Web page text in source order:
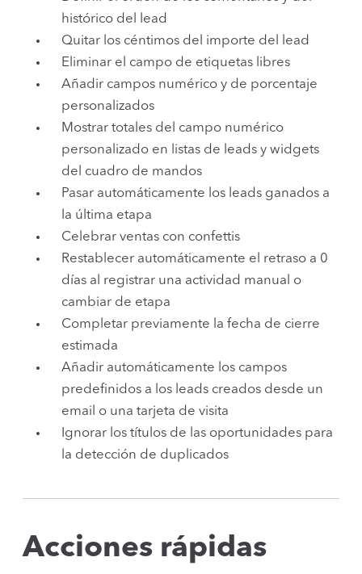
histórico del lead
Quitar los céntimos del importe del lead
Eliminar el campo de etiquetas libres
Añadir campos numérico y de porcentaje
personalizados
Mostrar totales del campo numérico
personalizado en listas de leads y widgets
del cuadro de mandos
Pasar automáticamente los leads ganados a
la última etapa
Celebrar ventas con confettis
Restablecer automáticamente el retraso a 0
días al registrar una actividad manual o
cambiar de etapa
Completar previamente la fecha de cierre
estimada
Añadir automáticamente los campos
predefinidos a los leads creados desde un
email o una tarjeta de visita
Ignorar los títulos de las oportunidades para
la detección de duplicados
Acciones rápidas